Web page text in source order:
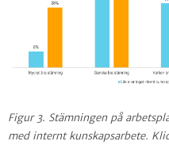
Figur 3. Stämningen på
med internt kunskapsarbete.